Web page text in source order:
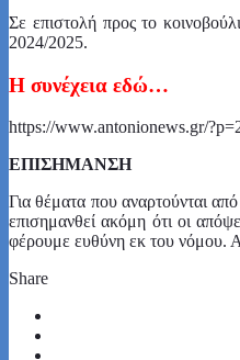
Σε επιστολή προς το
2024/2025.
Η συνέχεια εδώ…
https://www.antonionews.gr/
ΕΠΙΣΗΜΑΝΣΗ
Για θέματα που αναρτούνται
επισημανθεί ακόμη ότι οι
φέρουμε ευθύνη εκ του νόμου.
Share